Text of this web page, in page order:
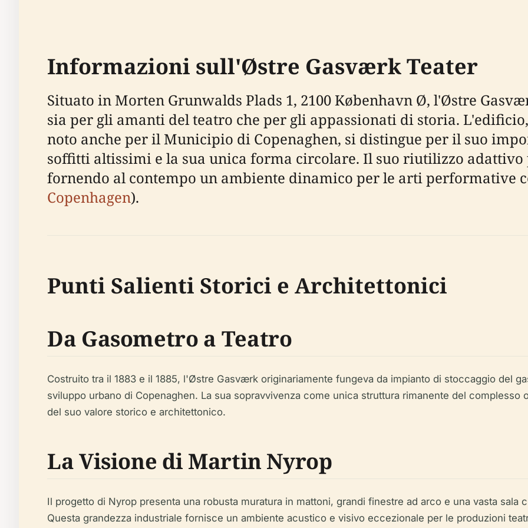
Informazioni sull'Østre Gasværk Teater
Situato in Morten Grunwalds Plads 1, 2100 København Ø, l'Østre
sia per gli amanti del teatro che per gli appassionati di storia.
noto anche per il Municipio di Copenaghen, si distingue per il suo
soffitti altissimi e la sua unica forma circolare. Il suo riutilizzo
fornendo al contempo un ambiente dinamico per le arti performative
Copenhagen).
Punti Salienti Storici e Architettonici
Da Gasometro a Teatro
Costruito tra il 1883 e il 1885, l'Østre Gasværk originariamente fungeva da impianto di stoccaggio del
sviluppo urbano di Copenaghen. La sua sopravvivenza come unica struttura rimanente del complesso
del suo valore storico e architettonico.
La Visione di Martin Nyrop
Il progetto di Nyrop presenta una robusta muratura in mattoni, grandi finestre ad arco e una vasta
Questa grandezza industriale fornisce un ambiente acustico e visivo eccezionale per le produzioni